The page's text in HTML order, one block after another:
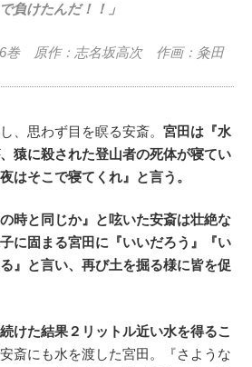
負けたんだ！！」
6巻 原作：志名坂高次 作画：粂田
、思わず目を瞑る安斎。 宮田は『水
猿に殺された登山者の死体が寝てい
はそこで寝てくれ』と言う。
時と同じか』と呟いた安斎は壮絶な
に固まる宮田に『いいだろう』『い
』と言い、再び土を掘る様に皆を促
けた結果２リットル近い水を得るこ
斎にも水を渡した宮田。『さような